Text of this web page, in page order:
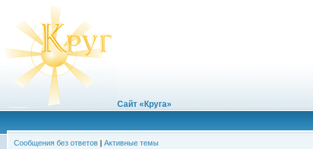
Сайт «Круга»
Сообщения без ответов | Активные темы